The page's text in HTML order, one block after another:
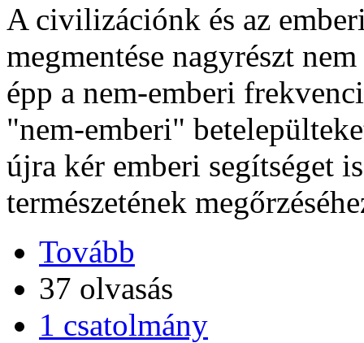
A civilizációnk és az
megmentése nagyrészt
épp a nem-emberi
"nem-emberi"
újra kér emberi segítséget
természetének
Tovább
37 olvasás
1 csatolmány